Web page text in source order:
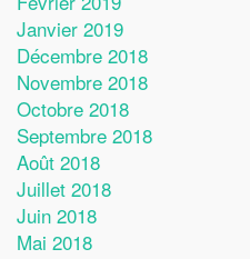
Janvier 2019
Décembre 2018
Novembre 2018
Octobre 2018
Septembre 2018
Août 2018
Juillet 2018
Juin 2018
Mai 2018